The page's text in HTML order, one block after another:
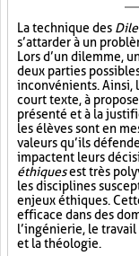
La technique des
s’attarder à un
Lors d’un dilemme,
deux parties
inconvénients. Ainsi,
court texte, à
présenté et à la
les élèves sont en
valeurs qu’ils
impactent leurs
éthiquesest très
les disciplines
enjeux éthiques.
efficace dans des
l’ingénierie, le
et la théologie.